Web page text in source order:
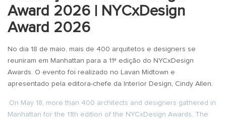
Award 2026 | NYCxDesign
Award 2026
No dia 18 de maio, mais de 400 arquitetos e designers se
reuniram em Manhattan para a 11ª edição do NYCxDesign
Awards. O evento foi realizado no Lavan Midtown e
apresentado pela editora-chefe da Interior Design, Cindy Allen.
On May 18, more than 400 architects and designers gathered in
Manhattan for the 11th edition of the NYCxDesign Awards. The